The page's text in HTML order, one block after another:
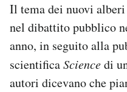
Il tema dei nuovi
nel dibattito pubblico
anno, in seguito alla
scientificaSciencedi
autori dicevano che